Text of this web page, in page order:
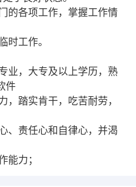
的各项工作，掌握工作情
时工作。
业，大专及以上学历，熟
件
，踏实肯干，吃苦耐劳，
、责任心和自律心，并渴
能力；